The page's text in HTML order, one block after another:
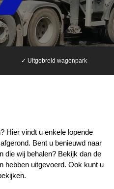
✓ Uitgebreid wagenpark
Hier vindt u enkele lopende
Bent u benieuwd naar
die wij behalen? Bekijk dan de
hebben uitgevoerd. Ook kunt u